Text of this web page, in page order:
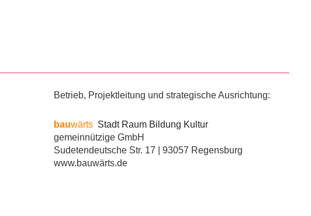
Betrieb, Projektleitung und strategische Ausrichtung:
bauwärtsStadt Raum Bildung Kultur
gemeinnützige GmbH
Sudetendeutsche Str. 17 | 93057 Regensburg
www.bauwärts.de